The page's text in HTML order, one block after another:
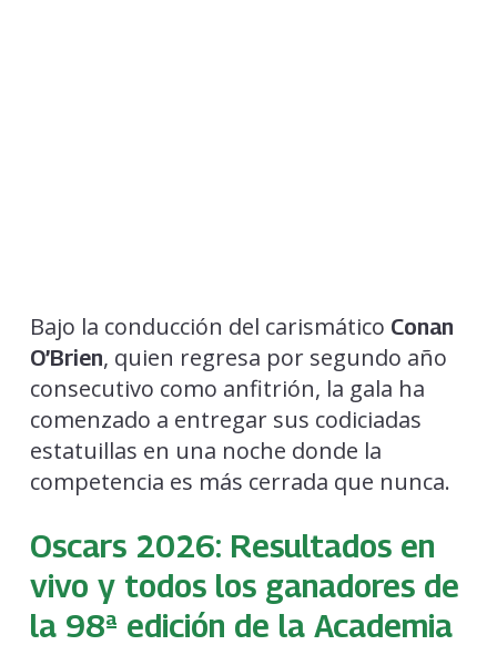
Bajo la conducción del carismático Conan
O’Brien, quien regresa por segundo año
consecutivo como anfitrión, la gala ha
comenzado a entregar sus codiciadas
estatuillas en una noche donde la
competencia es más cerrada que nunca.
Oscars 2026: Resultados en
vivo y todos los ganadores de
la 98ª edición de la Academia